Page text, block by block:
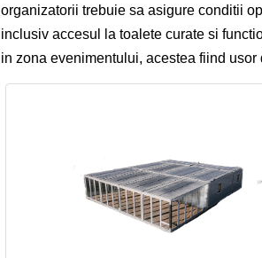
organizatorii trebuie sa asigure conditii
inclusiv accesul la toalete curate si
in zona evenimentului, acestea fiind